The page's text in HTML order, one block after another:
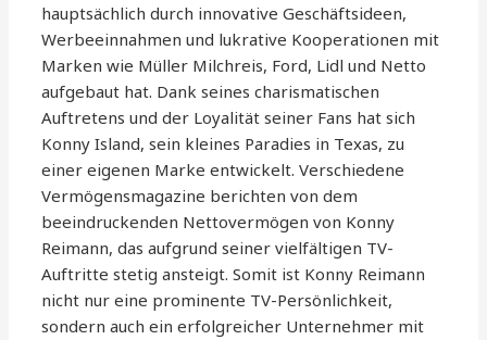
hauptsächlich durch innovative Geschäftsideen,
Werbeeinnahmen und lukrative Kooperationen mit
Marken wie Müller Milchreis, Ford, Lidl und Netto
aufgebaut hat. Dank seines charismatischen
Auftretens und der Loyalität seiner Fans hat sich
Konny Island, sein kleines Paradies in Texas, zu
einer eigenen Marke entwickelt. Verschiedene
Vermögensmagazine berichten von dem
beeindruckenden Nettovermögen von Konny
Reimann, das aufgrund seiner vielfältigen TV-
Auftritte stetig ansteigt. Somit ist Konny Reimann
nicht nur eine prominente TV-Persönlichkeit,
sondern auch ein erfolgreicher Unternehmer mit